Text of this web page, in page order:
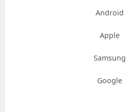
Android
Apple
Samsung
Google